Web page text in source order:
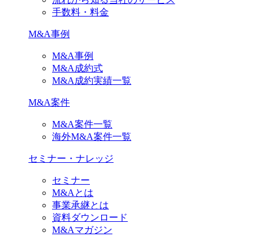
手数料・料金
M&A事例
M&A事例
M&A成約式
M&A成約実績一覧
M&A案件
M&A案件一覧
海外M&A案件一覧
セミナー・ナレッジ
セミナー
M&Aとは
事業承継とは
資料ダウンロード
M&Aマガジン